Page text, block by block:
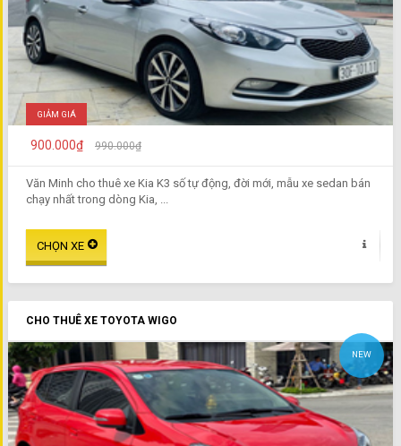
GIẢM GIÁ
900.000₫ 990.000₫
Văn Minh cho thuê xe Kia K3 số tự động, đời mới, mẫu xe sedan bán
chạy nhất trong dòng Kia, ...
CHO THUÊ XE TOYOTA WIGO
NEW